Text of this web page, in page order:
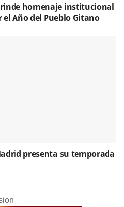
rinde homenaje institucional
Año del Pueblo Gitano
presenta su temporada